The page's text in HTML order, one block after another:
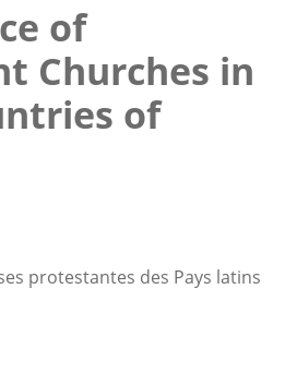
of
Churches in
of
protestantes des Pays latins